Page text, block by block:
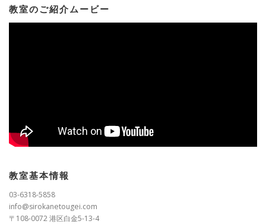
教室のご紹介ムービー
教室基本情報
03-6318-5858
info@sirokanetougei.com
〒108-0072 港区白金5-13-4